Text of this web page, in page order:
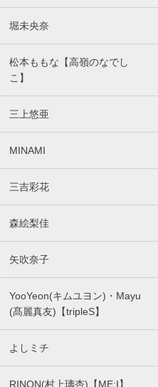
堀未央奈
松本ももな【高嶺のなでし
こ】
三上悠亜
MINAMI
三吉彩花
森絵梨佳
矢吹奈子
YooYeon(キムユヨン)・Mayu
(髙麗真友)【tripleS】
よしミチ
RINON(村上璃杏)【ME:I】